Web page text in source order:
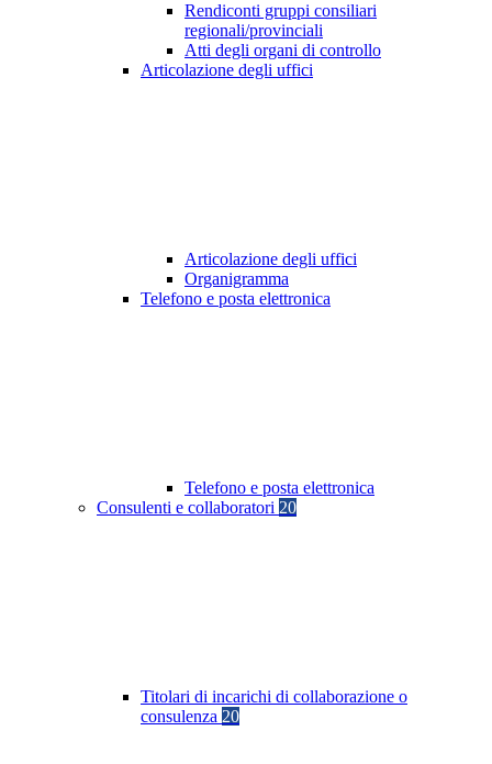
Rendiconti gruppi consiliari
regionali/provinciali
Atti degli organi di controllo
Articolazione degli uffici
Articolazione degli uffici
Organigramma
Telefono e posta elettronica
Telefono e posta elettronica
Consulenti e collaboratori 20
Titolari di incarichi di collaborazione o
consulenza 20